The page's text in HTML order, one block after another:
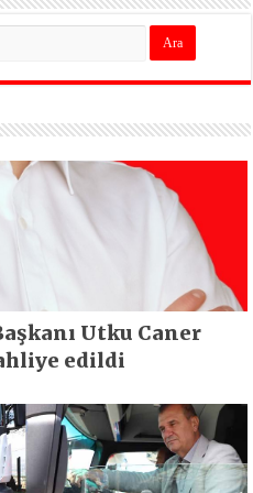
Utku Caner
edildi